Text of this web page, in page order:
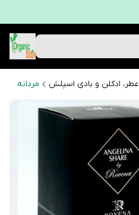
عطر، ادکلن و بادی اسپلش مردانه